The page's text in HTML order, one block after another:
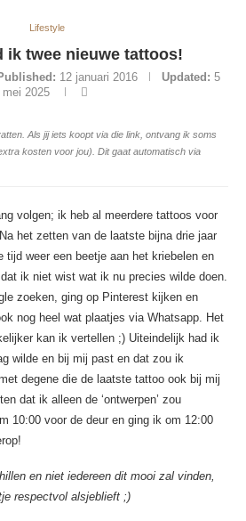
Lifestyle
ik twee nieuwe tattoos!
12 januari 2016 Updated: 5
mei 2025
Als jij iets koopt via die link, ontvang ik soms
kosten voor jou). Dit gaat automatisch via
volgen; ik heb al meerdere tattoos voor
het zetten van de laatste bijna drie jaar
tijd weer een beetje aan het kriebelen en
ik niet wist wat ik nu precies wilde doen.
zoeken, ging op Pinterest kijken en
nog heel wat plaatjes via Whatsapp. Het
kan ik vertellen ;) Uiteindelijk had ik
wilde en bij mij past en dat zou ik
degene die de laatste tattoo ook bij mij
dat ik alleen de ‘ontwerpen’ zou
10:00 voor de deur en ging ik om 12:00
en niet iedereen dit mooi zal vinden,
respectvol alsjeblieft ;)